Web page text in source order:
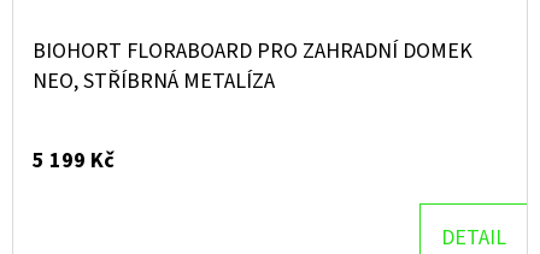
BIOHORT FLORABOARD PRO ZAHRADNÍ DOMEK
NEO, STŘÍBRNÁ METALÍZA
5 199 Kč
DETAIL